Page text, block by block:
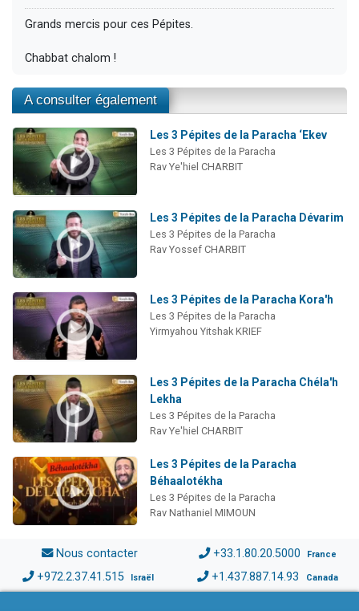
Grands mercis pour ces Pépites.
Chabbat chalom !
A consulter également
Les 3 Pépites de la Paracha ‘Ekev
Les 3 Pépites de la Paracha
Rav Ye'hiel CHARBIT
Les 3 Pépites de la Paracha Dévarim
Les 3 Pépites de la Paracha
Rav Yossef CHARBIT
Les 3 Pépites de la Paracha Kora'h
Les 3 Pépites de la Paracha
Yirmyahou Yitshak KRIEF
Les 3 Pépites de la Paracha Chéla'h
Lekha
Les 3 Pépites de la Paracha
Rav Ye'hiel CHARBIT
Les 3 Pépites de la Paracha
Béhaalotékha
Les 3 Pépites de la Paracha
Rav Nathaniel MIMOUN
Nous contacter +33.1.80.20.5000 France
+972.2.37.41.515 Israël +1.437.887.14.93 Canada